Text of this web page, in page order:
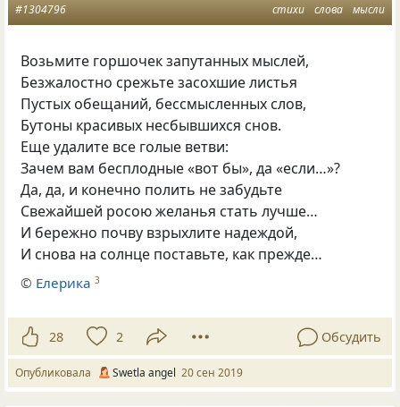
стихи слова мысли
#1304796
Возьмите горшочек запутанных мыслей,
Безжалостно срежьте засохшие листья
Пустых обещаний, бессмысленных слов,
Бутоны красивых несбывшихся снов.
Еще удалите все голые ветви:
Зачем вам бесплодные«вот бы», да «если…»?
Да, да, и конечно полить не забудьте
Свежайшей росою желанья стать лучше…
И бережно почву взрыхлите надеждой,
И снова на солнце поставьте, как прежде…
© Елерика 3
28 2 Обсудить
Опубликовала Swetla angel 20 сен 2019